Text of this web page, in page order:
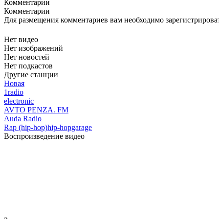
Комментарии
Комментарии
Для размещения комментариев вам необходимо
Нет видео
Нет изображений
Нет новостей
Нет подкастов
Другие станции
Новая
1radio
electronic
AVTO PENZA. FM
Auda Radio
Rap (hip-hop)hip-hopgarage
Воспроизведение видео